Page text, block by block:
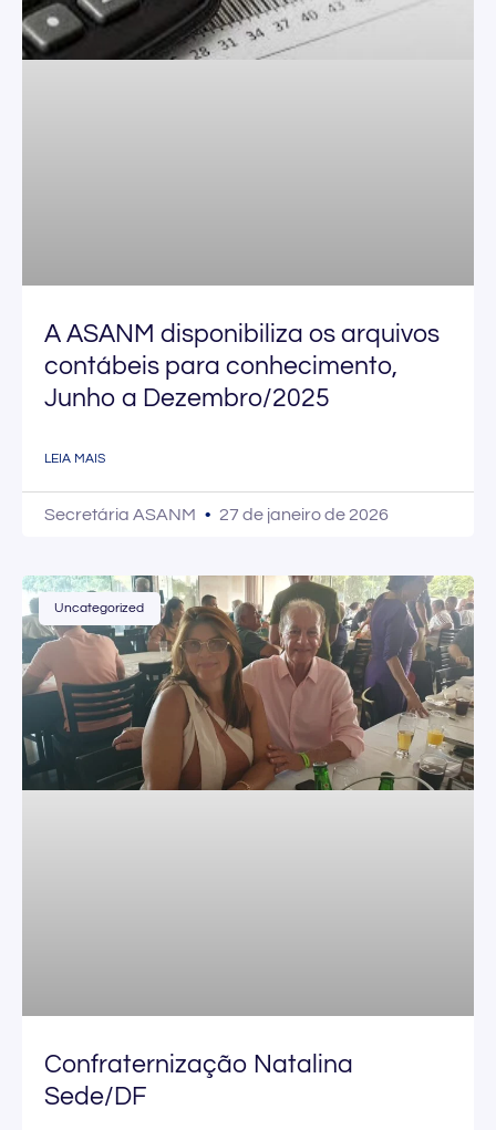
A ASANM disponibiliza os arquivos
contábeis para conhecimento,
Junho a Dezembro/2025
LEIA MAIS
Secretária ASANM 27 de janeiro de 2026
Uncategorized
Confraternização Natalina
Sede/DF